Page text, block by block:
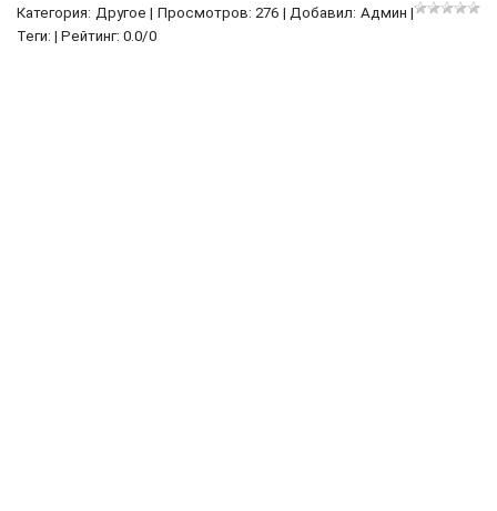
Категория: Другое | Просмотров: 276 | Добавил: Админ |
Теги: | Рейтинг: 0.0/0